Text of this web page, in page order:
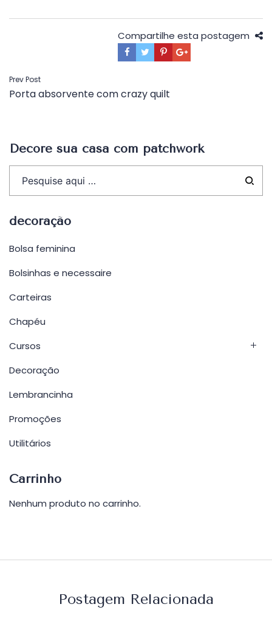
Compartilhe esta postagem
Navegação
de
Prev Post
Porta absorvente com crazy quilt
Decore sua casa com patchwork
decoração
Bolsa feminina
Bolsinhas e necessaire
Carteiras
Chapéu
Cursos
Decoração
Lembrancinha
Promoções
Utilitários
Carrinho
Nenhum produto no carrinho.
Postagem Relacionada